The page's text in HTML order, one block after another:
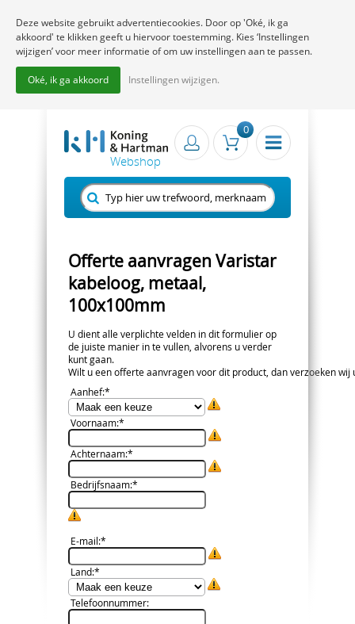
0
Offerte aanvragen Varistar
kabeloog, metaal,
100x100mm
U dient alle verplichte velden in dit formulier op
de juiste manier in te vullen, alvorens u verder
kunt gaan.
Wilt u een offerte aanvragen voor dit product, dan verzoeken
Aanhef:*
Voornaam:*
Achternaam:*
Bedrijfsnaam:*
E-mail:*
Land:*
Telefoonnummer:
Deze website gebruikt advertentiecookies. Door op 'Oké, ik ga
akkoord' te klikken geeft u hiervoor toestemming. Kies ‘Instellingen
wijzigen’ voor meer informatie of om uw instellingen aan te passen.
Oké, ik ga akkoord Instellingen wijzigen.